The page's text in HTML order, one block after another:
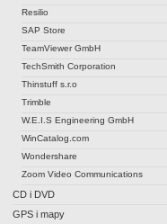
Resilio
SAP Store
TeamViewer GmbH
TechSmith Corporation
Thinstuff s.r.o
Trimble
W.E.I.S Engineering GmbH
WinCatalog.com
Wondershare
Zoom Video Communications
CD i DVD
GPS i mapy